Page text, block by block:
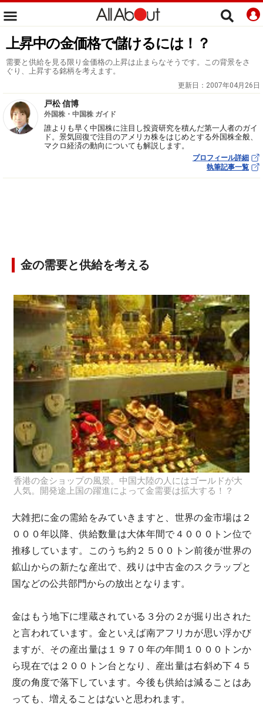
上昇中の金価格で儲けるには！？
需要と供給を見る限り金価格の上昇は止まらなそうです。この背景をさ
ぐり、上昇する銘柄を考えます。
更新日： 2007年04月26日
戸松 信博
外国株・中国株 ガイド
誰よりも早く中国株に注目し投資研究を積んだ第一人者のガイ
ド。景気回復で注目のアメリカ株をはじめとする外国株全般、
マクロ経済の動向についても解説します。
プロフィール詳細
執筆記事一覧
金の需要と供給を考える
香港の金ショップの風景。中国大陸の人にはゴールドが大
人気。開発途上国の躍進によって金需要は拡大する！？
大雑把に金の需給をみていきますと、世界の金市場は２
０００年以降、供給数量は大体年間で４０００トン位で
推移しています。このうち約２５００トン前後が世界の
鉱山からの新たな産出で、残りは中古金のスクラップと
国などの公共部門からの放出となります。
金はもう地下に埋蔵されている３分の２が掘り出された
と言われています。金といえば南アフリカが思い浮かび
ますが、その産出量は１９７０年の年間１０００トンか
ら現在では２００トン台となり、産出量は右斜め下４５
度の角度で落下しています。今後も供給は減ることはあ
っても、増えることはないと思われます。